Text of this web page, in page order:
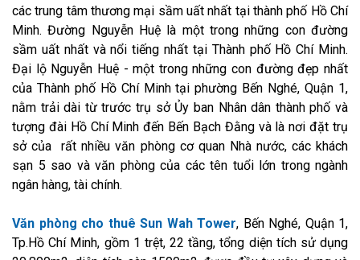
các trung tâm thương mại sầm uất nhất tại thành phố Hồ Chí
Minh. Đường Nguyễn Huệ là một trong những con đường
sầm uất nhất và nổi tiếng nhất tại Thành phố Hồ Chí Minh.
Đại lộ Nguyễn Huệ - một trong những con đường đẹp nhất
của Thành phố Hồ Chí Minh tại phường Bến Nghé, Quận 1,
nằm trải dài từ trước trụ sở Ủy ban Nhân dân thành phố và
tượng đài Hồ Chí Minh đến Bến Bạch Đằng và là nơi đặt trụ
sở của rất nhiều văn phòng cơ quan Nhà nước, các khách
sạn 5 sao và văn phòng của các tên tuổi lớn trong ngành
ngân hàng, tài chính.
Văn phòng cho thuê Sun Wah Tower, Bến Nghé, Quận 1,
Tp.Hồ Chí Minh, gồm 1 trệt, 22 tầng, tổng diện tích sử dụng